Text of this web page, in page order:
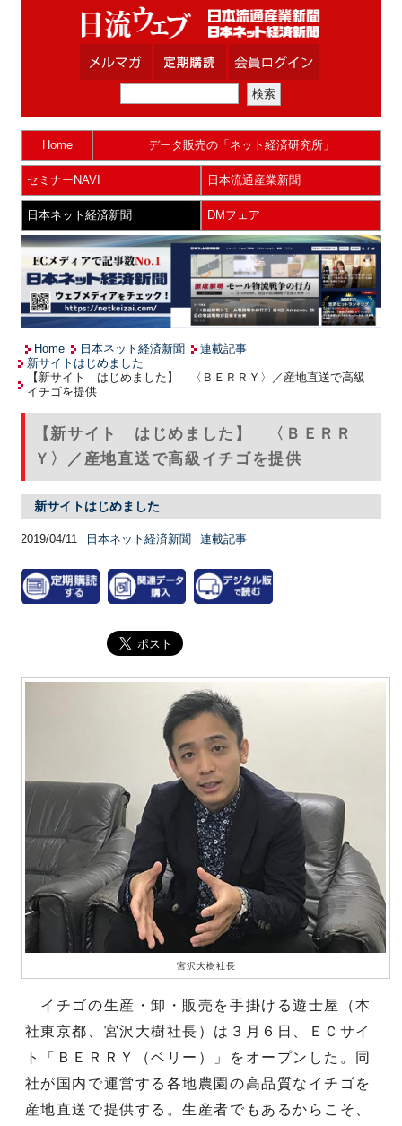
Home データ販売の「ネット経済研究所」
セミナーNAVI 日本流通産業新聞
日本ネット経済新聞 DMフェア
Home 日本ネット経済新聞
連載記事
新サイトはじめました
【新サイト はじめました】 〈ＢＥＲＲＹ〉／産地直送で高級
イチゴを提供
【新サイト はじめました】 〈ＢＥＲＲ
Ｙ〉／産地直送で高級イチゴを提供
新サイトはじめました
2019/04/11 日本ネット経済新聞 連載記事
宮沢大樹社長
イチゴの生産・卸・販売を手掛ける遊士屋（本
社東京都、宮沢大樹社長）は３月６日、ＥＣサイ
ト「ＢＥＲＲＹ（ベリー）」をオープンした。同
社が国内で運営する各地農園の高品質なイチゴを
産地直送で提供する。生産者でもあるからこそ、